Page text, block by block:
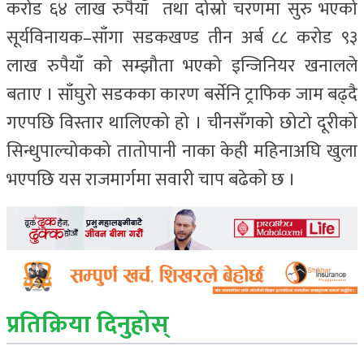
करोड ६४ लाख रुपैयाँ तथा दोस्रो चरणमा सुरु भएको
सूर्यविनायक–साँगा सडकखण्ड तीन अर्ब ८८ करोड ९३
लाख रुपैयाँ को सम्झौता भएको इन्जिनियर खनालले
बताए । साँघुरो सडकका कारण बर्सेनि ट्राफिक जाम बढ्दै
गएपछि विस्तार थालिएको हो । चीनसँगको छोटो दूरीको
सिन्धुपाल्चोकको तातोपानी नाका केही महिनाअघि खुला
भएपछि यस राजमार्गमा सवारी चाप बढेको छ ।
प्रतिक्रिया दिनुहोस्